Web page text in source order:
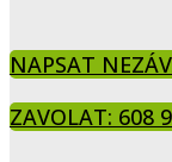
NAPSAT
ZAVOLAT: 608